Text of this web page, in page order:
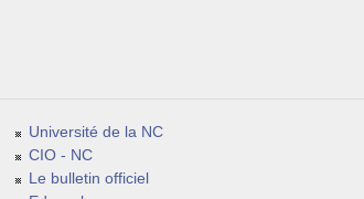
Université de la NC
CIO - NC
Le bulletin officiel